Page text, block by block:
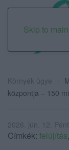
Skip to
Környék ügye
központja – 150
2026. jún. 12.
Címkék: felújítás,